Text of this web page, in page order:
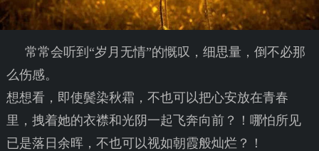
常常会听到“岁月无情”的慨叹，细思量，倒不必那
么伤感。
想想看，即使鬓染秋霜，不也可以把心安放在青春
里，拽着她的衣襟和光阴一起飞奔向前？！哪怕所见
已是落日余晖，不也可以视如朝霞般灿烂？！